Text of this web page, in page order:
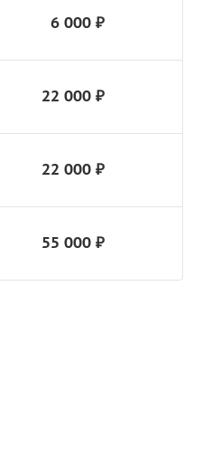
6 000 ₽
22 000 ₽
22 000 ₽
55 000 ₽